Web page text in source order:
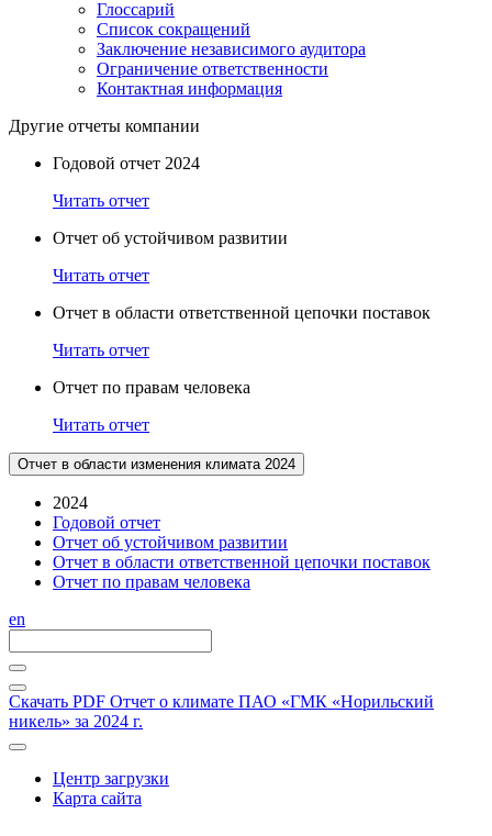
Глоссарий
Список сокращений
Заключение независимого аудитора
Ограничение ответственности
Контактная информация
Другие отчеты компании
Годовой отчет 2024
Читать отчет
Отчет об устойчивом развитии
Читать отчет
Отчет в области ответственной цепочки поставок
Читать отчет
Отчет по правам человека
Читать отчет
Отчет в области изменения климата 2024
2024
Годовой отчет
Отчет об устойчивом развитии
Отчет в области ответственной цепочки поставок
Отчет по правам человека
en
Скачать PDF Отчет о климате ПАО «ГМК «Норильский
никель» за 2024 г.
Центр загрузки
Карта сайта